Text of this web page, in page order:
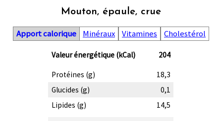
Mouton, épaule, crue
Apport calorique Minéraux Vitamines Cholestérol
Valeur énergétique (kCal) 204
Protéines (g)
18,3
Glucides (g)
0,1
Lipides (g)
14,5